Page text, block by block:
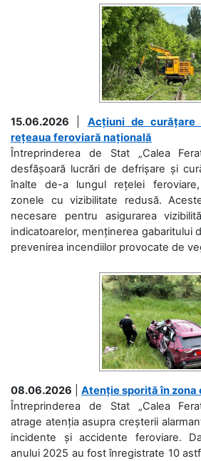
15.06.2026
Acțiuni de
rețeaua feroviară națională
Întreprinderea de Stat „Calea
desfășoară lucrări de defrișare și
înalte de-a lungul rețelei
zonele cu vizibilitate redusă.
necesare pentru asigurarea
indicatoarelor, menținerea gabaritului
prevenirea incendiilor provocate de
08.06.2026
Atenție sporită în zona
Întreprinderea de Stat „Calea
atrage atenția asupra creșterii
incidente și accidente feroviare.
anului 2025 au fost înregistrate 10